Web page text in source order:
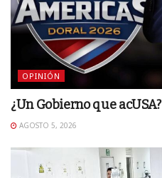
OPINIÓN
¿Un Gobierno que acUSA?
AGOSTO 5, 2026